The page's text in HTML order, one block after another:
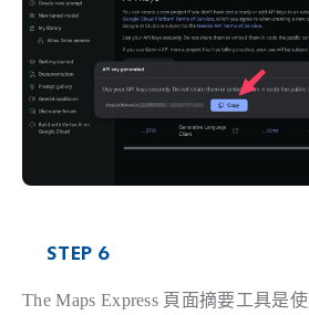
STEP 6
The Maps Express 頁面摘要工具是